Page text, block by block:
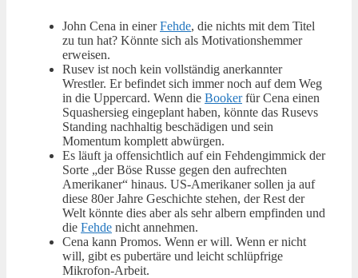
John Cena in einerFehde, die nichts mit dem Titel
zu tun hat? Könnte sich als Motivationshemmer
erweisen.
Rusev ist noch kein vollständig anerkannter
Wrestler. Er befindet sich immer noch auf dem Weg
in die Uppercard. Wenn die Bookerfür Cena einen
Squashersieg eingeplant haben, könnte das Rusevs
Standing nachhaltig beschädigen und sein
Momentum komplett abwürgen.
Es läuft ja offensichtlich auf ein Fehdengimmick der
Sorte „der Böse Russe gegen den aufrechten
Amerikaner“ hinaus. US-Amerikaner sollen ja auf
diese 80er Jahre Geschichte stehen, der Rest der
Welt könnte dies aber als sehr albern empfinden und
die Fehde nicht annehmen.
Cena kann Promos. Wenn er will. Wenn er nicht
will, gibt es pubertäre und leicht schlüpfrige
Mikrofon-Arbeit.